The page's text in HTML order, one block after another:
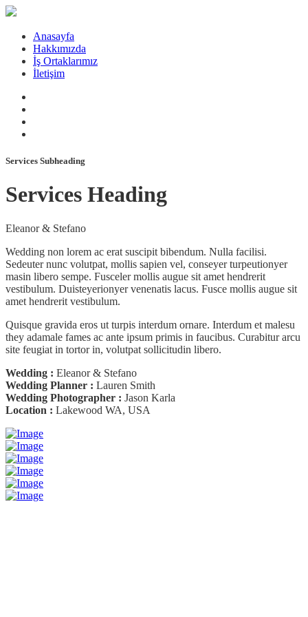
Anasayfa
Hakkımızda
İş Ortaklarımız
İletişim
Services Subheading
Services Heading
Eleanor & Stefano
Wedding non lorem ac erat suscipit bibendum. Nulla facilisi.
Sedeuter nunc volutpat, mollis sapien vel, conseyer turpeutionyer
masin libero sempe. Fusceler mollis augue sit amet hendrerit
vestibulum. Duisteyerionyer venenatis lacus. Fusce mollis augue sit
amet hendrerit vestibulum.
Quisque gravida eros ut turpis interdum ornare. Interdum et malesu
they adamale fames ac ante ipsum primis in faucibus. Curabitur arcu
site feugiat in tortor in, volutpat sollicitudin libero.
Wedding : Eleanor & Stefano
Wedding Planner : Lauren Smith
Wedding Photographer : Jason Karla
Location : Lakewood WA, USA